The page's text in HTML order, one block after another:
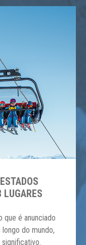
LUGARES
que é anunciado
do mundo,